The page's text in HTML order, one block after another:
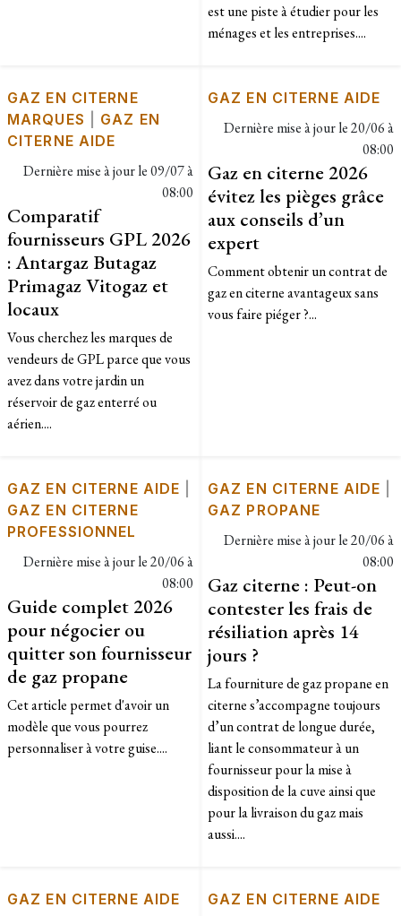
est une piste à étudier pour les
ménages et les entreprises....
GAZ EN CITERNE
MARQUES
GAZ EN
CITERNE AIDE
Dernière mise à jour le09/07 à
08:00
Comparatif
fournisseurs GPL 2026
: Antargaz Butagaz
Primagaz Vitogaz et
locaux
Vous cherchez les marques de
vendeurs de GPL parce que vous
avez dans votre jardin un
réservoir de gaz enterré ou
aérien....
GAZ EN CITERNE AIDE
Dernière mise à jour le20/06 à
08:00
Gaz en citerne 2026
évitez les pièges grâce
aux conseils d’un
expert
Comment obtenir un contrat de
gaz en citerne avantageux sans
vous faire piéger ?...
GAZ EN CITERNE AIDE
GAZ EN CITERNE
PROFESSIONNEL
Dernière mise à jour le20/06 à
08:00
Guide complet 2026
pour négocier ou
quitter son fournisseur
de gaz propane
Cet article permet d'avoir un
modèle que vous pourrez
personnaliser à votre guise....
GAZ EN CITERNE AIDE
GAZ PROPANE
Dernière mise à jour le20/06 à
08:00
Gaz citerne : Peut-on
contester les frais de
résiliation après 14
jours ?
La fourniture de gaz propane en
citerne s’accompagne toujours
d’un contrat de longue durée,
liant le consommateur à un
fournisseur pour la mise à
disposition de la cuve ainsi que
pour la livraison du gaz mais
aussi....
GAZ EN CITERNE AIDE GAZ EN CITERNE AIDE